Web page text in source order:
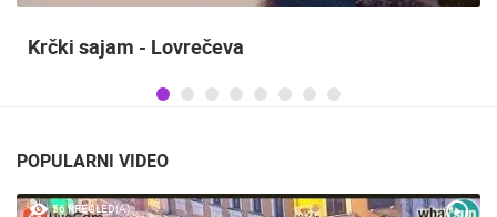
Krčki sajam - Lovrečeva
POPULARNI VIDEO
56 PREGLED(A)